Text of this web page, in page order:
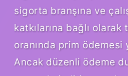
sigorta branşına ve
katkılarına bağlı olarak
oranında prim ödemesi
Ancak düzenli ödeme